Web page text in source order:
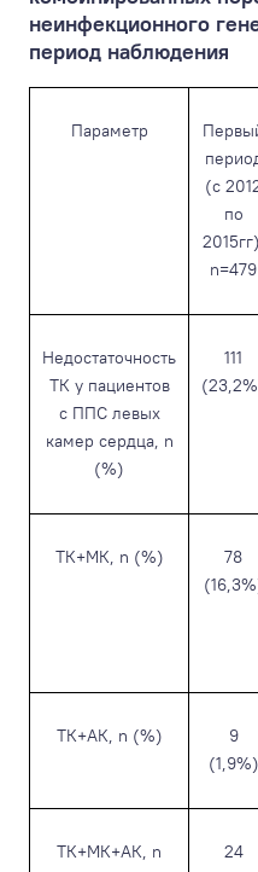
неинфекционного
период наблюдения
Параметр
(с
по
n=479
Недостаточность
ТК у пациентов
с ППС левых
камер сердца, n
(%)
111
ТК+МК, n (%)
78
ТК+АК, n (%)
9
(1,9%)
ТК+МК+АК, n
24